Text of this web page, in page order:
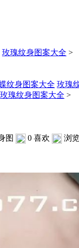
玫瑰纹身图案大全 >
纹身图案大全 玫瑰
玫瑰纹身图案大全 >
图 0 喜欢 浏